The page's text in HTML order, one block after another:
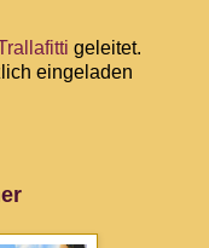
geleitet.
eingeladen